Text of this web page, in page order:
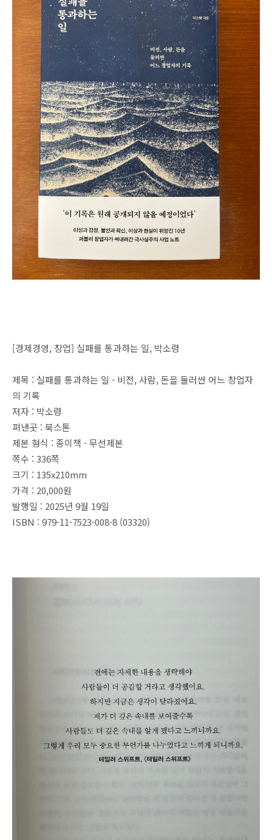
[경제경영, 창업] 실패를 통과하는 일, 박소령
제목 : 실패를 통과하는 일 - 비전, 사람, 돈을 둘러싼 어느 창업자
의 기록
저자 : 박소령
펴낸곳 : 북스톤
제본 형식 : 종이책 - 무선제본
쪽수 : 336쪽
크기 : 135x210mm
가격 : 20,000원
발행일 : 2025년 9월 19일
ISBN : 979-11-7523-008-8 (03320)